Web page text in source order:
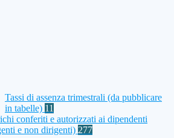
Tassi di assenza trimestrali (da pubblicare
in tabelle) 11
conferiti e autorizzati ai dipendenti
e non dirigenti) 277